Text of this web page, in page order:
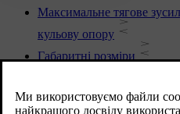
Максимальне тягове
кульову опору
Габаритні розміри